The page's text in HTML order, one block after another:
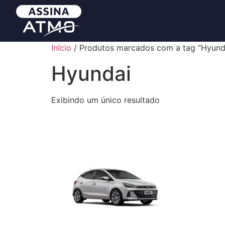
Início / Produtos marcados com a tag
Hyundai
Exibindo um único resultado